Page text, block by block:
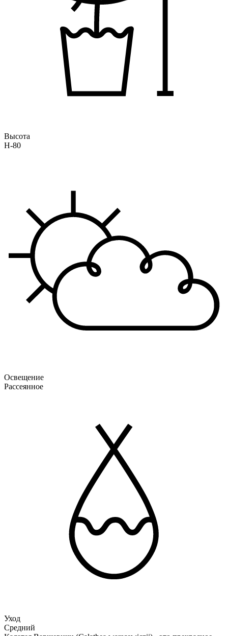
Высота
H-80
Освещение
Рассеянное
Уход
Средний